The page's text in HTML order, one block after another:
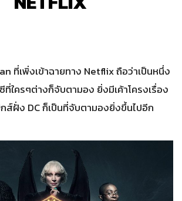
ที่เพิ่งเข้าฉายทาง Netflix ถือว่าเป็นหนึ่ง
ใครๆต่างก็จับตามอง ยิ่งมีเค้าโครงเรื่อง
ส์ฝั่ง DC ก็เป็นที่จับตามองยิ่งขึ้นไปอีก